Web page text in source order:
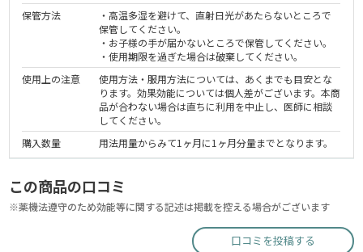
保管方法
・高温多湿を避けて、直射日光があたらないところで
保管してください。
・お子様の手が届かないところで保管してください。
・使用期限を過ぎた場合は破棄してください。
使用上の注意
使用方法・服用方法については、あくまでも目安とな
ります。効果効能については個人差がございます。本商
品が合わない場合は直ちに利用を中止し、医師に相談
してください。
購入数量
用法用量からみて1ヶ月に1ヶ月分量までとなります。
この商品の口コミ
※薬機法遵守のため効能等に関する記述は掲載を控える場合がございます
口コミを投稿する